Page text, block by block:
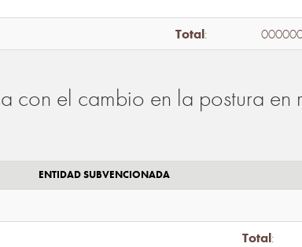
Total:
con el cambio en la postura en
ENTIDAD SUBVENCIONADA
Total: